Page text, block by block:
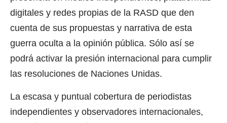
digitales y redes propias de la RASD que den
cuenta de sus propuestas y narrativa de esta
guerra oculta a la opinión pública. Sólo así se
podrá activar la presión internacional para cumplir
las resoluciones de Naciones Unidas.
La escasa y puntual cobertura de periodistas
independientes y observadores internacionales,